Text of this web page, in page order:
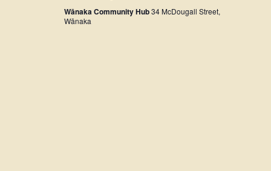
Wānaka Community Hub34 McDougall Street,
Wānaka